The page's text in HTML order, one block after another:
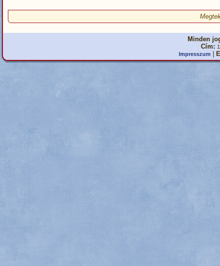
Minden
Cím:
Impresszum